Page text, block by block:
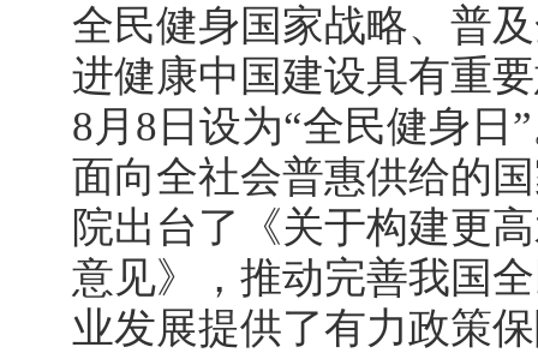
全民健身国家战略、普
进健康中国建设具有重
8月8日设为“全民健身日
面向全社会普惠供给的
院出台了《关于构建更
意见》，推动完善我国
业发展提供了有力政策